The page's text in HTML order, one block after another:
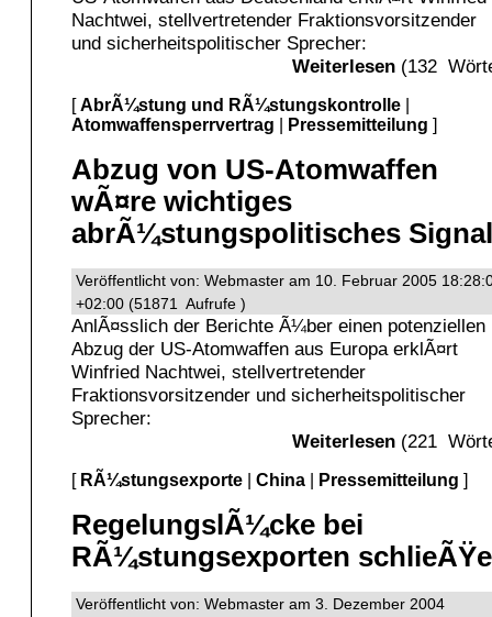
Nachtwei, stellvertretender Fraktionsvorsitzender
und sicherheitspolitischer Sprecher:
Weiterlesen (132
[AbrÃ¼stung und RÃ¼stungskontrolle
Atomwaffensperrvertrag
Pressemitteilung ]
Abzug von US-Atomwaffen
wÃ¤re wichtiges
abrÃ¼stungspolitisches Signal
Veröffentlicht von: Webmaster am 10. Februar 2005
+02:00 (51871 Aufrufe )
AnlÃ¤sslich der Berichte Ã¼ber einen potenziellen
Abzug der US-Atomwaffen aus Europa erklÃ¤rt
Winfried Nachtwei, stellvertretender
Fraktionsvorsitzender und sicherheitspolitischer
Sprecher:
Weiterlesen (221
[ RÃ¼stungsexporte China Pressemitteilung ]
RegelungslÃ¼cke bei
RÃ¼stungsexporten
Veröffentlicht von: Webmaster am 3. Dezember 2004